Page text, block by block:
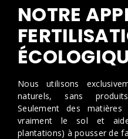
NOTRE
Nous utilisons
naturels, sans
Seulement des matières
vraiment le sol et
plantations) à pousser de